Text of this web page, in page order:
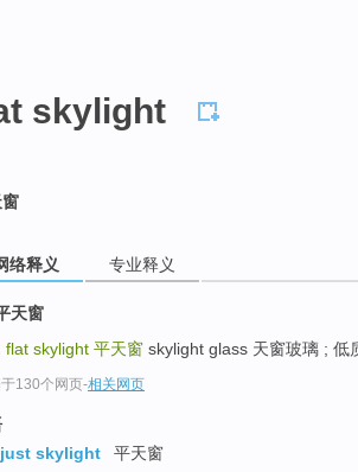
skylight
络释义 专业释义
天窗
flat skylight 平天窗 skylight glass 天窗玻璃 ; 低
130个网页-相关网页
skylight
平天窗